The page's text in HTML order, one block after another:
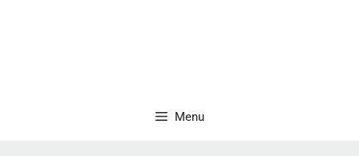
Menu